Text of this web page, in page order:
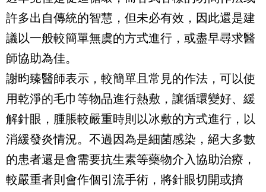
許多出自傳統的智慧，但未必有效，因此還是建
議以一般較簡單無虞的方式進行，或盡早尋求醫
師協助為佳。
謝昀臻醫師表示，較簡單且常見的作法，可以使
用乾淨的毛巾等物品進行熱敷，讓循環變好、緩
解針眼，腫脹較嚴重時則以冰敷的方式進行，以
消緩發炎情況。不過因為是細菌感染，絕大多數
的患者還是會需要抗生素等藥物介入協助治療，
較嚴重者則會作個引流手術，將針眼切開或擠